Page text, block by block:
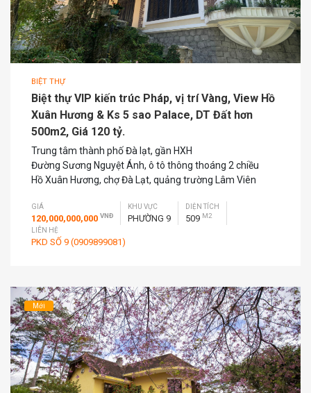
BIỆT THỰ
Biệt thự VIP kiến trúc Pháp, vị trí Vàng, View Hồ
Xuân Hương & Ks 5 sao Palace, DT Đất hơn
500m2, Giá 120 tỷ.
Trung tâm thành phố Đà lạt, gần HXH
Đường Sương Nguyệt Ánh, ô tô thông thoáng 2 chiều
Hồ Xuân Hương, chợ Đà Lạt, quảng trường Lâm Viên
GIÁ
120,000,000,000 VNĐ
KHU VỰC
PHƯỜNG 9
DIỆN TÍCH
509 M2
LIÊN HỆ
PKD SỐ 9 (0909899081)
Mới